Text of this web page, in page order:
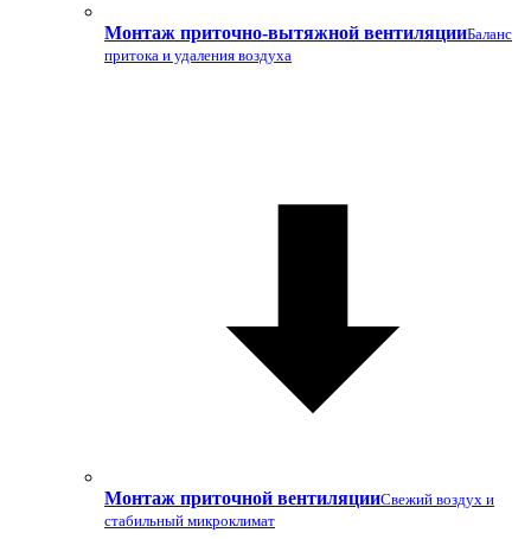
Монтаж приточно-вытяжной вентиляцииБаланс
притока и удаления воздуха
Монтаж приточной вентиляцииСвежий воздух и
стабильный микроклимат